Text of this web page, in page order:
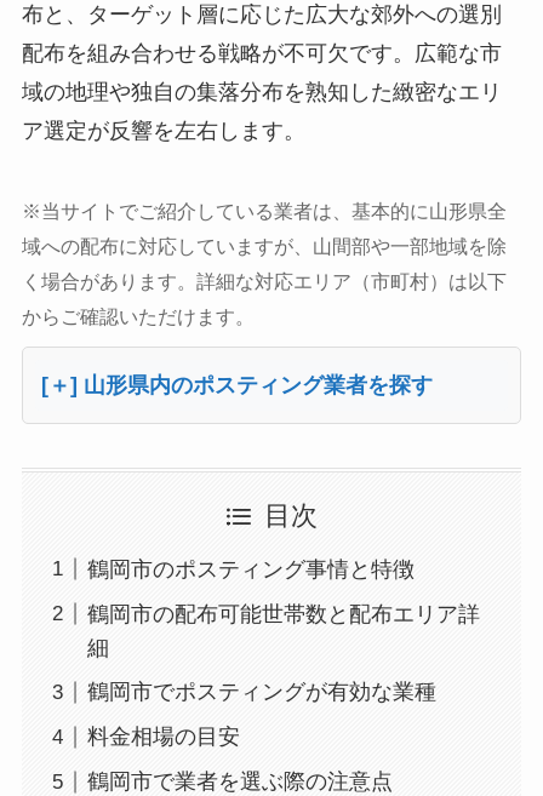
布と、ターゲット層に応じた広大な郊外への選別
配布を組み合わせる戦略が不可欠です。広範な市
域の地理や独自の集落分布を熟知した緻密なエリ
ア選定が反響を左右します。
※当サイトでご紹介している業者は、基本的に山形県全
域への配布に対応していますが、山間部や一部地域を除
く場合があります。詳細な対応エリア（市町村）は以下
からご確認いただけます。
[＋] 山形県内のポスティング業者を探す
目次
鶴岡市のポスティング事情と特徴
鶴岡市の配布可能世帯数と配布エリア詳
細
鶴岡市でポスティングが有効な業種
料金相場の目安
鶴岡市で業者を選ぶ際の注意点